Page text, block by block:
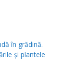
în grădină.
și plantele